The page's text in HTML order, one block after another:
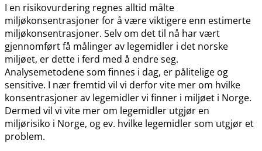
I en risikovurdering regnes alltid målte
miljøkonsentrasjoner for å være viktigere enn estimerte
miljøkonsentrasjoner. Selv om det til nå har vært
gjennomført få målinger av legemidler i det norske
miljøet, er dette i ferd med å endre seg.
Analysemetodene som finnes i dag, er pålitelige og
sensitive. I nær fremtid vil vi derfor vite mer om hvilke
konsentrasjoner av legemidler vi finner i miljøet i Norge.
Dermed vil vi vite mer om legemidler utgjør en
miljørisiko i Norge, og ev. hvilke legemidler som utgjør et
problem.